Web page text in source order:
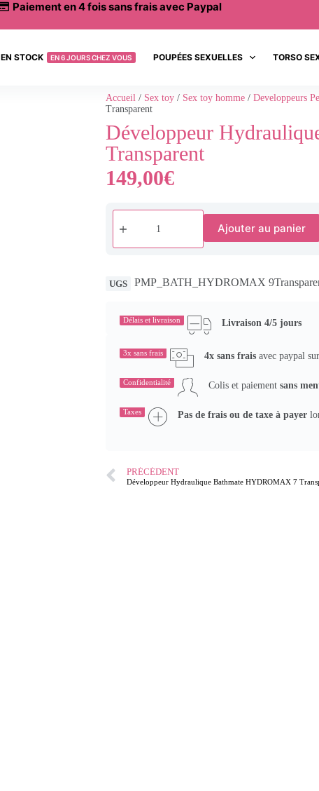
Paiement en 4 fois sans frais avec Paypal
EN STOCK EN 6 JOURS CHEZ VOUS POUPÉES SEXUELLES TORSO
Accueil / Sex toy / Sex toy homme /Developpeurs
Transparent
Développeur
Transparent
149,00€
Ajouter au panier
UGS PMP_BATH_HYDROMAX
Livraison 4/5 jours
Délais et livraison
4x sans frais avec paypal
3x sans frais
Colis et paiementsans
Confidentialité
Pas de frais ou de taxe à payer
Taxes
PRÉCÉDENT
Développeur Hydraulique Bathmate HYDROMAX 7